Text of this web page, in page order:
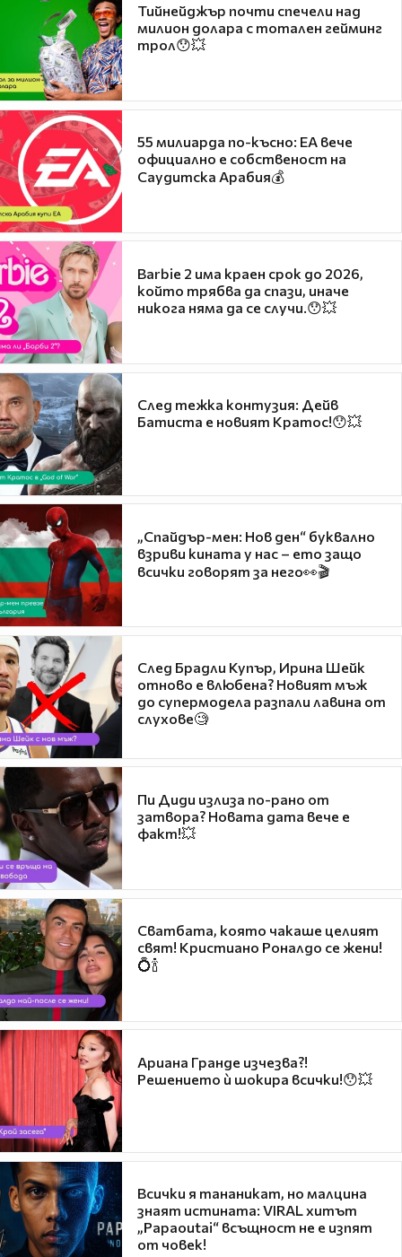
Тийнейджър почти спечели над
милион долара с тотален гейминг
трол😯💥
55 милиарда по-късно: EA вече
официално е собственост на
Саудитска Арабия💰
Barbie 2 има краен срок до 2026,
който трябва да спази, иначе
никога няма да се случи.😯💥
След тежка контузия: Дейв
Батиста е новият Кратос!😯💥
„Спайдър-мен: Нов ден“ буквално
взриви кината у нас – ето защо
всички говорят за него👀🎬
След Брадли Купър, Ирина Шейк
отново е влюбена? Новият мъж
до супермодела разпали лавина от
слухове🧐
Пи Диди излиза по-рано от
затвора? Новата дата вече е
факт!💥
Сватбата, която чакаше целият
свят! Кристиано Роналдо се жени!
💍🍾
Ариана Гранде изчезва?!
Решението ѝ шокира всички!😯💥
Всички я тананикат, но малцина
знаят истината: VIRAL хитът
„Papaoutai“ всъщност не е изпят
от човек!